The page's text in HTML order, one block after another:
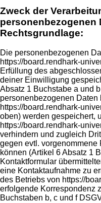
Zweck der
personenbezogenen
Rechtsgrundlage:
Die personenbezogenen
https://board.rendhark-
Erfüllung des
deiner Einwilligung
Absatz 1 Buchstabe a und
personenbezogenen Daten
https://board.rendhark-
oben) werden gespeichert,
https://board.rendhark-
verhindern und zugleich
gegen evtl.
können (Artikel 6 Absatz 1
Kontaktformular
eine Kontaktaufnahme zu
des Betriebs von https://
erfolgende Korrespondenz
Buchstaben b, c und f